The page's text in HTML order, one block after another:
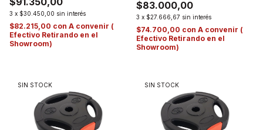
3 x $30.450,00 sin interés
$82.215,00 con A convenir (
Efectivo Retirando en el
Showroom)
$83.000,00
3 x $27.666,67 sin interés
$74.700,00 con A convenir (
Efectivo Retirando en el
Showroom)
SIN STOCK SIN STOCK